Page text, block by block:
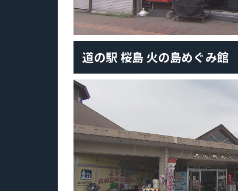
道の駅 桜島 火の島めぐみ館